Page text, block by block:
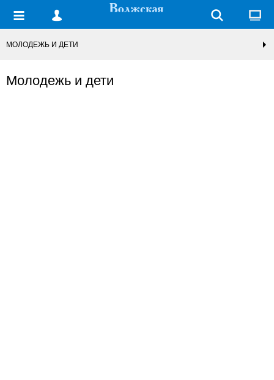
МОЛОДЕЖЬ И ДЕТИ
Молодежь и дети